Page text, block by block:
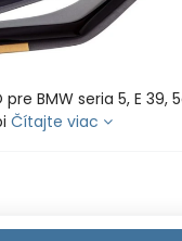
BMW seria 5, E 39,
Čítajte viac